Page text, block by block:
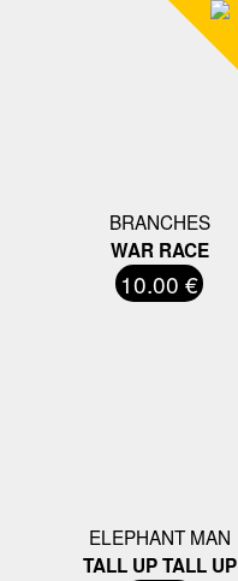
BRANCHES
WAR RACE
10.00 €
ELEPHANT MAN
TALL UP TALL UP